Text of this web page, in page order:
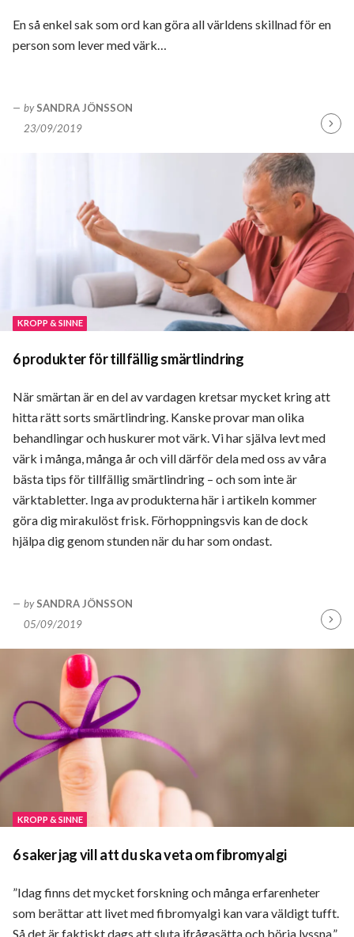
En så enkel sak som ord kan göra all världens skillnad för en
person som lever med värk…
by SANDRA JÖNSSON
23/09/2019
KROPP & SINNE
6 produkter för tillfällig smärtlindring
När smärtan är en del av vardagen kretsar mycket kring att
hitta rätt sorts smärtlindring. Kanske provar man olika
behandlingar och huskurer mot värk. Vi har själva levt med
värk i många, många år och vill därför dela med oss av våra
bästa tips för tillfällig smärtlindring – och som inte är
värktabletter. Inga av produkterna här i artikeln kommer
göra dig mirakulöst frisk. Förhoppningsvis kan de dock
hjälpa dig genom stunden när du har som ondast.
by SANDRA JÖNSSON
05/09/2019
KROPP & SINNE
6 saker jag vill att du ska veta om fibromyalgi
”Idag finns det mycket forskning och många erfarenheter
som berättar att livet med fibromyalgi kan vara väldigt tufft.
Så det är faktiskt dags att sluta ifrågasätta och börja lyssna.”